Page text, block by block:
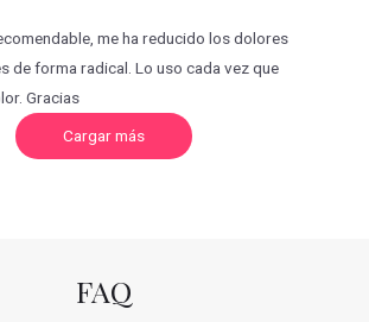
me ha reducido los dolores
de forma radical. Lo uso cada vez que
Gracias
Cargar másC
r
FAQ